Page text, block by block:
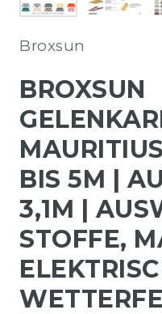
Broxsun
BROXSUN
BIS 5M |
3,1M |
STOFFE,